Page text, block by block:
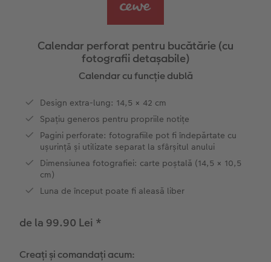
Exemplele clienților
CEWE FOTOCARTE Kids
Accesorii
Nature Prints
Poster Premium
Fotografii standard
Cutii cu fotografii
Fotografie Aludibond
Fotografie pe Forex
Baghete pentru poster
Hexxas
Rechizite școlare și de birou
Textile
Art Prints
Povești CEWE
Idei de cadouri pentru cei dragi
Călătorie
Nuntă
Calendar perforat pentru bucătărie (cu
fotografii detașabile)
Calendar cu funcție dublă
Design extra-lung: 14,5 × 42 cm
Spațiu generos pentru propriile notițe
Pagini perforate: fotografiile pot fi îndepărtate cu
ușurință și utilizate separat la sfârșitul anului
Dimensiunea fotografiei: carte poștală (14,5 × 10,5
cm)
Luna de început poate fi aleasă liber
de la 99.90 Lei *
Creați și comandați acum: